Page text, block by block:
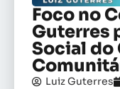
Foco no
Guterres
Social do
Luiz Guterres